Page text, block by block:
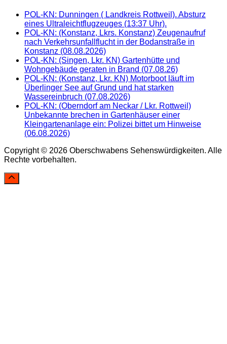
POL-KN: Dunningen ( Landkreis Rottweil). Absturz
eines Ultraleichtflugzeuges (13:37 Uhr).
POL-KN: (Konstanz, Lkrs. Konstanz) Zeugenaufruf
nach Verkehrsunfallflucht in der Bodanstraße in
Konstanz (08.08.2026)
POL-KN: (Singen, Lkr. KN) Gartenhütte und
Wohngebäude geraten in Brand (07.08.26)
POL-KN: (Konstanz, Lkr. KN) Motorboot läuft im
Überlinger See auf Grund und hat starken
Wassereinbruch (07.08.2026)
POL-KN: (Oberndorf am Neckar / Lkr. Rottweil)
Unbekannte brechen in Gartenhäuser einer
Kleingartenanlage ein: Polizei bittet um Hinweise
(06.08.2026)
Copyright © 2026 Oberschwabens Sehenswürdigkeiten. Alle
Rechte vorbehalten.